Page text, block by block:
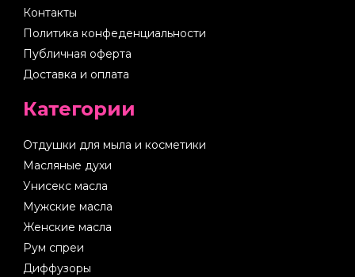
Контакты
Политика конфеденциальности
Публичная оферта
Доставка и оплата
Категории
Отдушки для мыла и косметики
Масляные духи
Унисекс масла
Мужские масла
Женские масла
Рум спреи
Диффузоры